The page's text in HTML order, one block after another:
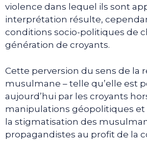
violence dans lequel ils sont
interprétation résulte,
conditions socio-politiques de
génération de croyants.
Cette perversion du sens de la
musulmane – telle qu’elle est
aujourd’hui par les croyants
manipulations géopolitiques et
la stigmatisation des
propagandistes au profit de la